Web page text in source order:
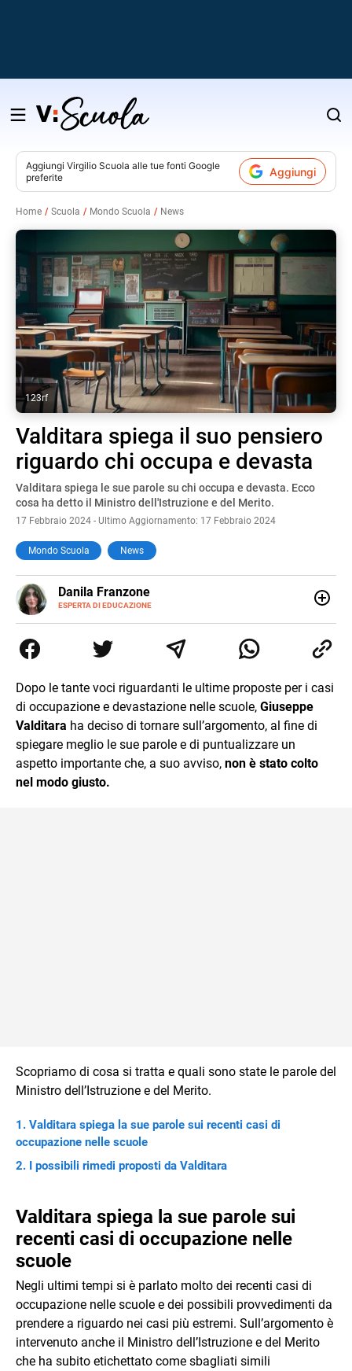
Salta
contenuto
Aggiungi Virgilio Scuola alle tue fonti Google
preferite
Aggiungi
Home Scuola Mondo Scuola News
123rf
Valditara spiega il suo pensiero
riguardo chi occupa e devasta
Valditara spiega le sue parole su chi occupa e devasta. Ecco
cosa ha detto il Ministro dell'Istruzione e del Merito.
17 Febbraio 2024 - Ultimo Aggiornamento: 17 Febbraio 2024
Mondo Scuola News
Danila Franzone
ESPERTA DI EDUCAZIONE
E-
MAIL
LINKEDIN
alla scuola, alla crescita personale e ai bambini con
bisogni speciali. Nel tempo libero amo leggere libri di ogni
benessere in tutte le sue forme.
Dopo le tante voci riguardanti le ultime proposte per i casi
di occupazione e devastazione nelle scuole, Giuseppe
Valditara ha deciso di tornare sull’argomento, al fine di
spiegare meglio le sue parole e di puntualizzare un
aspetto importante che, a suo avviso, non è stato colto
nel modo giusto.
Scopriamo di cosa si tratta e quali sono state le parole del
Ministro dell’Istruzione e del Merito.
Valditara spiega la sue parole sui recenti casi di
occupazione nelle scuole
I possibili rimedi proposti da Valditara
Valditara spiega la sue parole sui
recenti casi di occupazione nelle
scuole
Negli ultimi tempi si è parlato molto dei recenti casi di
occupazione nelle scuole e dei possibili provvedimenti da
prendere a riguardo nei casi più estremi. Sull’argomento è
intervenuto anche il Ministro dell’Istruzione e del Merito
che ha subito etichettato come sbagliati simili